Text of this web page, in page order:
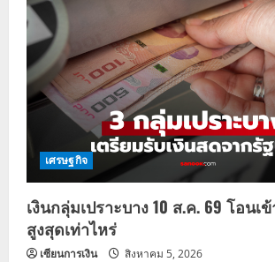
เศรษฐกิจ
เงินกลุ่มเปราะบาง 10 ส.ค. 69 โอนเ
สูงสุดเท่าไหร่
เซียนการเงิน สิงหาคม 5, 2026